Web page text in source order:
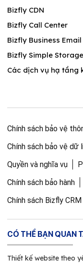
Bizfly CDN
Bizfly Call Center
Bizfly Business Email
Bizfly Simple Storage
Các dịch vụ hạ tầng
Chính sách bảo vệ
Chính sách bảo vệ dữ
Quyền và nghĩa vụ
Chính sách bảo hành
Chính sách Bizfly CRM
CÓ THỂ BẠN QUAN
Thiết kế website theo